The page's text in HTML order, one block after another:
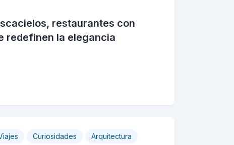
restaurantes con
redefinen la elegancia
Curiosidades Arquitectura